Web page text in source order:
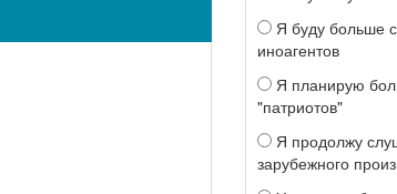
Я буду больше
иноагентов
Я планирую
"патриотов"
Я продолжу
зарубежного